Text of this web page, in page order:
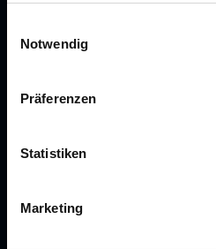
Notwendig
Präferenzen
Statistiken
Marketing
©2026Curia Consulting GmbH
TERMS AND CONDITIONS